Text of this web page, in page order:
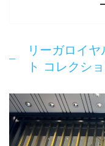
リーガロイ
ト コレクシ